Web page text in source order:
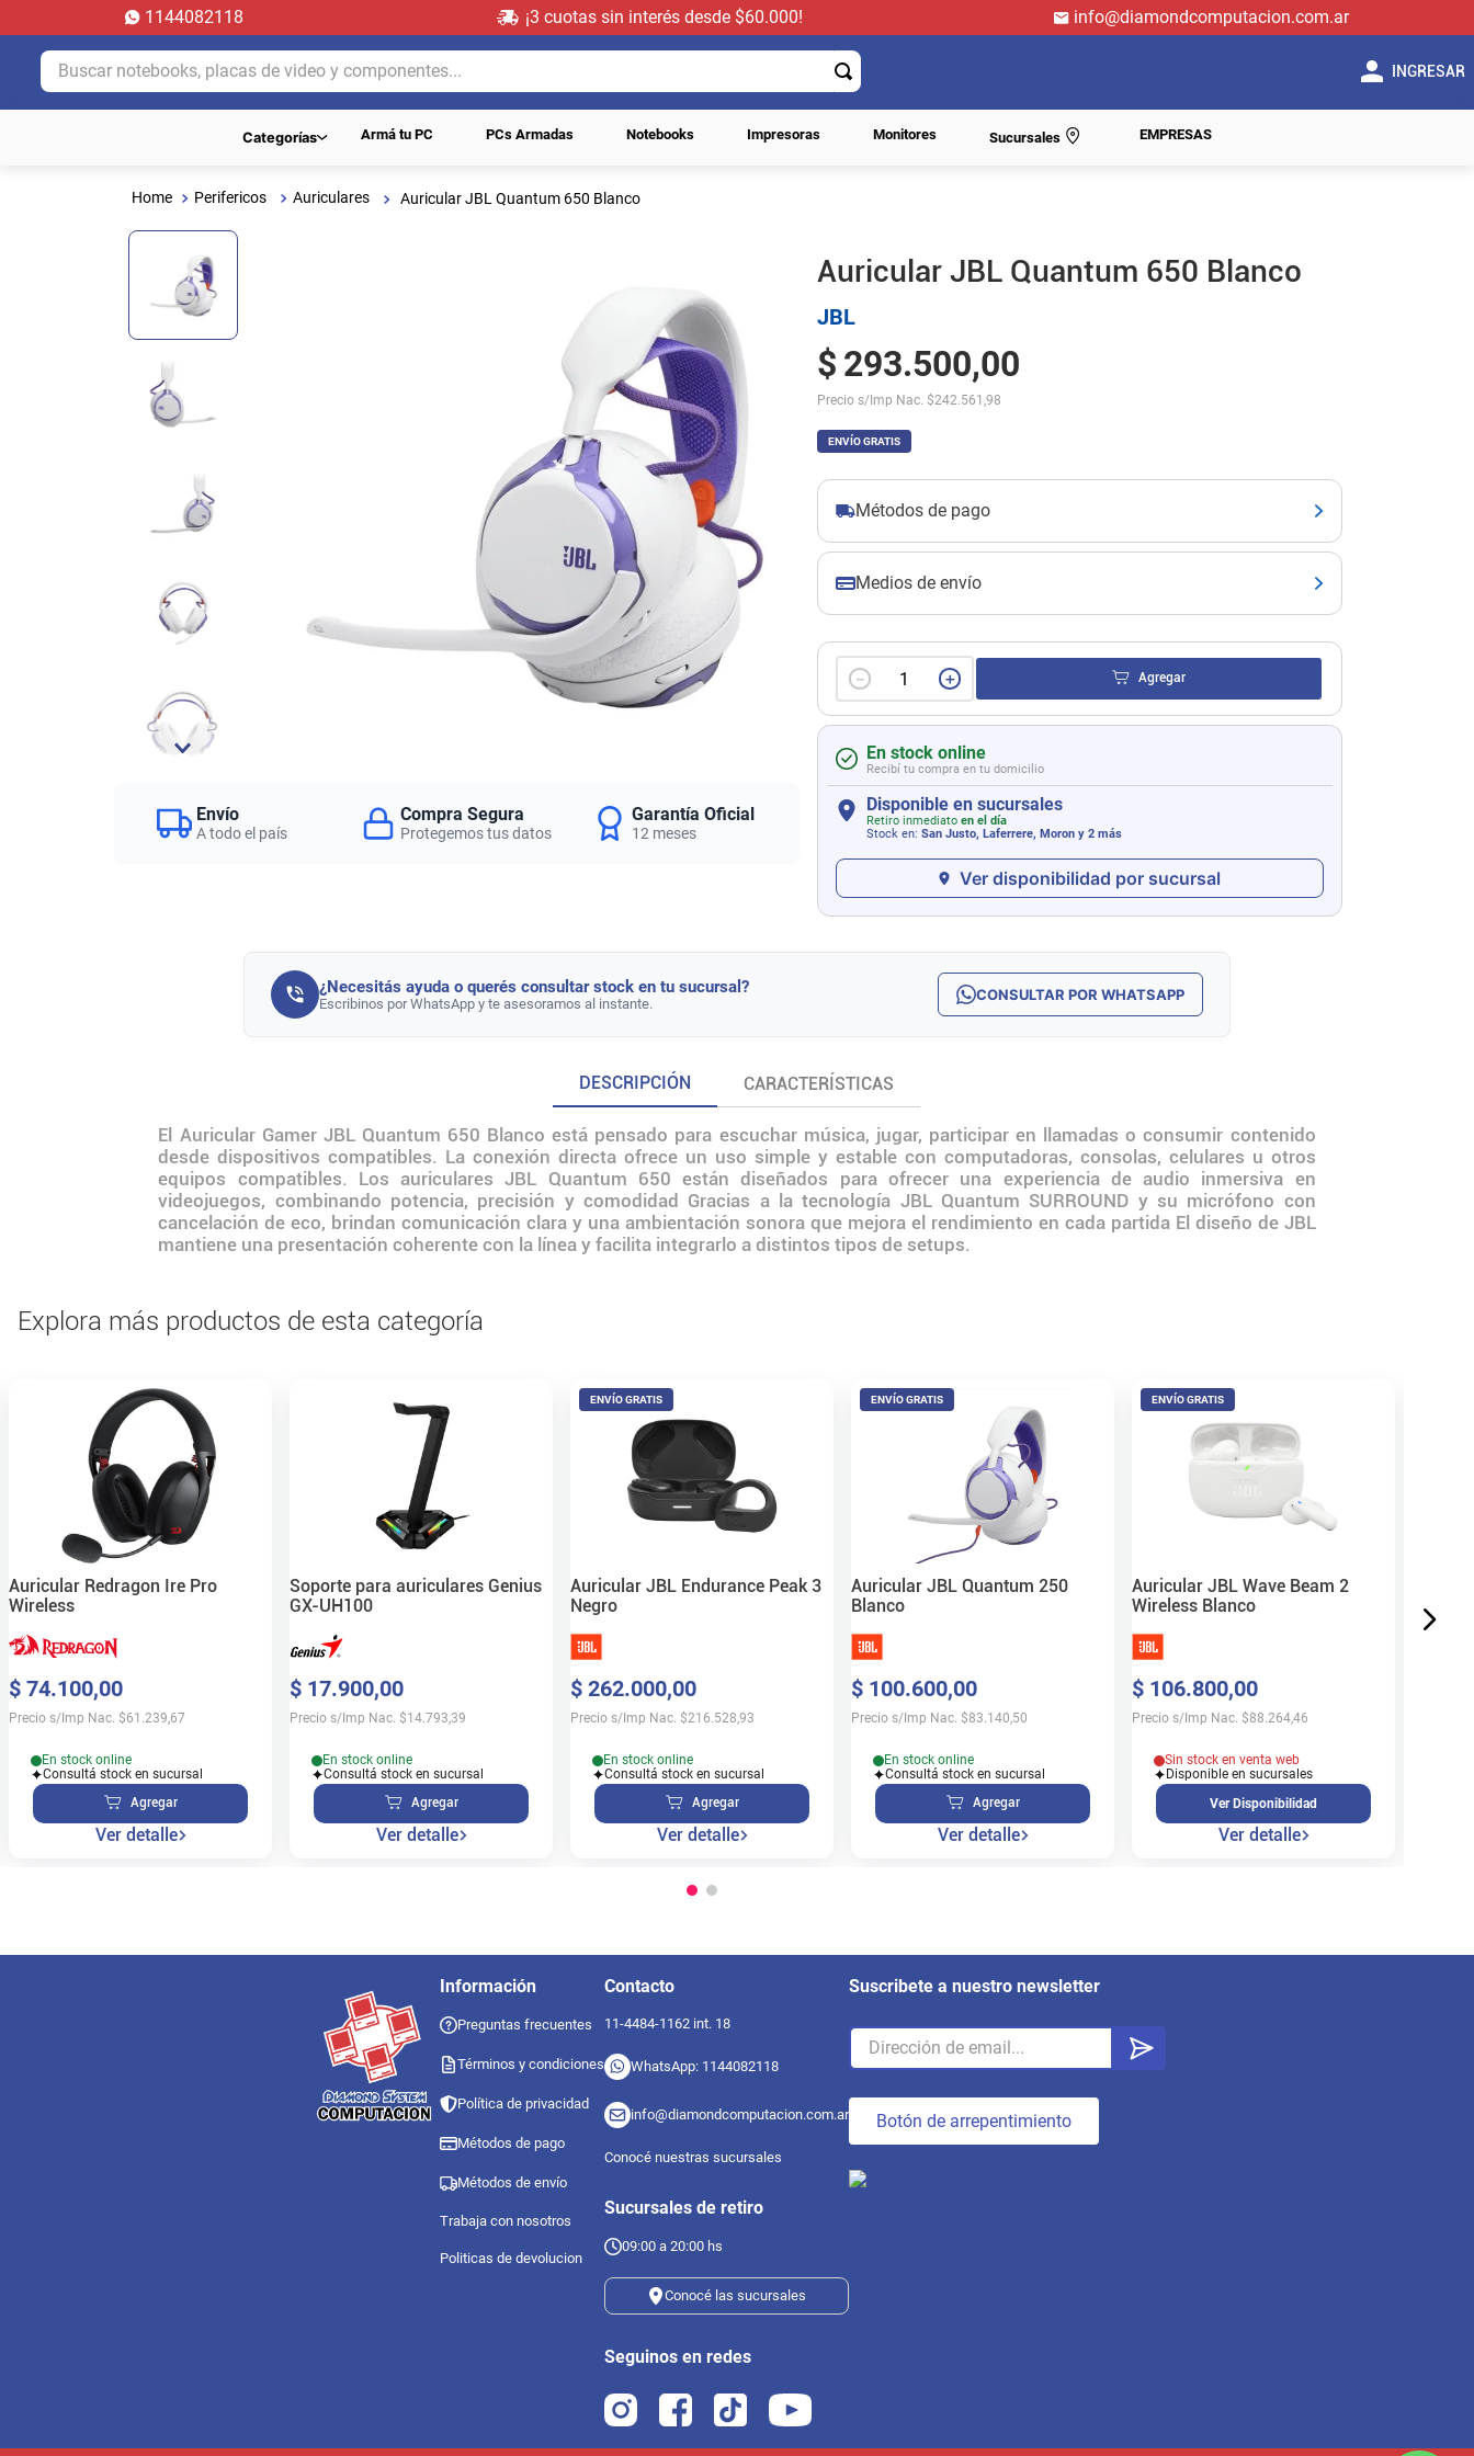
1144082118 ¡3 cuotas sin interés desde $60.000!
info@diamondcomputacion.com.ar
Buscar notebooks, placas de video y componentes...
INGRESAR
Categorías Armá tu PC PCs Armadas Notebooks Impresoras Monitores Sucursales EMPRESAS
Perifericos Auriculares Auricular JBL Quantum 650 Blanco
Envío
A todo el país
Compra Segura
Protegemos tus datos
Garantía Oficial
12 meses
Auricular JBL Quantum 650 Blanco
JBL
$ 293.500,00
Precio s/Imp Nac. $242.561,98
ENVÍO GRATIS
Métodos de pago
Medios de envío
＋
－ Agregar
En stock online
Recibí tu compra en tu domicilio
Disponible en sucursales
Retiro inmediato en el día
Stock en: San Justo, Laferrere, Morony 2 más
Ver disponibilidad por sucursal
¿Necesitás ayuda o querés consultar stock en tu sucursal?
Escribinos por WhatsApp y te asesoramos al instante. CONSULTAR POR WHATSAPP
DESCRIPCIÓN CARACTERÍSTICAS
El Auricular Gamer JBL Quantum 650 Blanco está pensado para escuchar música, jugar, participar en llamadas o consumir contenido
desde dispositivos compatibles. La conexión directa ofrece un uso simple y estable con computadoras, consolas, celulares u otros
equipos compatibles. Los auriculares JBL Quantum 650 están diseñados para ofrecer una experiencia de audio inmersiva en
videojuegos, combinando potencia, precisión y comodidad Gracias a la tecnología JBL Quantum SURROUND y su micrófono con
cancelación de eco, brindan comunicación clara y una ambientación sonora que mejora el rendimiento en cada partida El diseño de JBL
mantiene una presentación coherente con la línea y facilita integrarlo a distintos tipos de setups.
Explora más productos de esta categoría
Auricular Redragon Ire Pro
Wireless
$ 74.100,00
Precio s/Imp Nac. $61.239,67
En stock online
Consultá stock en sucursal
Agregar
Ver detalle
Soporte para auriculares Genius
GX-UH100
$ 17.900,00
Precio s/Imp Nac. $14.793,39
En stock online
Consultá stock en sucursal
Agregar
Ver detalle
ENVÍO GRATIS
Auricular JBL Endurance Peak 3
Negro
$ 262.000,00
Precio s/Imp Nac. $216.528,93
En stock online
Consultá stock en sucursal
Agregar
Ver detalle
ENVÍO GRATIS
Auricular JBL Quantum 250
Blanco
$ 100.600,00
Precio s/Imp Nac. $83.140,50
En stock online
Consultá stock en sucursal
Agregar
Ver detalle
ENVÍO GRATIS
Auricular JBL Wave Beam 2
Wireless Blanco
$ 106.800,00
Precio s/Imp Nac. $88.264,46
Sin stock en venta web
Disponible en sucursales
Ver Disponibilidad
Ver detalle
Información
Preguntas frecuentes
Términos y condiciones
Política de privacidad
Métodos de pago
Métodos de envío
Trabaja con nosotros
Politicas de devolucion
Contacto
11-4484-1162 int. 18
WhatsApp: 1144082118
info@diamondcomputacion.com.ar
Conocé nuestras sucursales
Sucursales de retiro
09:00 a 20:00 hs
Conocé las sucursales
Seguinos en redes
Suscribete a nuestro newsletter
Botón de arrepentimiento